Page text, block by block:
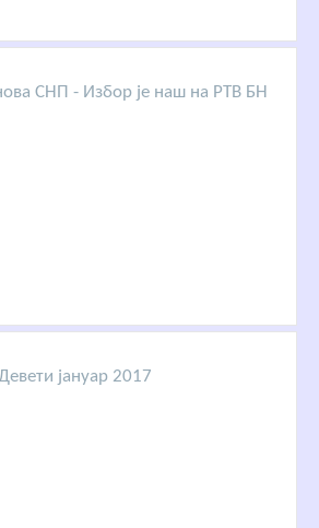
СНП - Избор је наш на РТВ БН
јануар 2017